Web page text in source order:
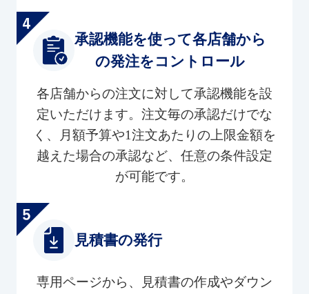
承認機能を使って各店舗から
の発注をコントロール
各店舗からの注文に対して承認機能を設
定いただけます。注文毎の承認だけでな
く、月額予算や1注文あたりの上限金額を
越えた場合の承認など、任意の条件設定
が可能です。
見積書の発行
専用ページから、見積書の作成やダウン